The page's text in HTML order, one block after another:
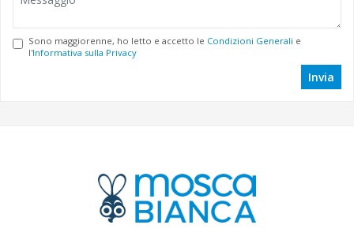
Sono maggiorenne, ho letto e accetto le Condizioni Generali e
l'Informativa sulla Privacy
Invia